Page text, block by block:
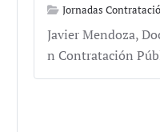
Jornadas
Javier Mendoza,
n Contratación